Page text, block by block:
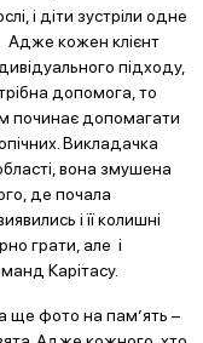
і діти зустріли одне
Адже кожен клієнт
підходу,
допомога, то
починає допомагати
Викладачка
вона змушена
де почала
і її колишні
грати, але і
Карітасу.
ще фото на пам’ять –